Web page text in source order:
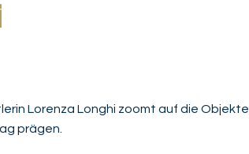
Lorenza Longhi zoomt auf die Objekte,
prägen.